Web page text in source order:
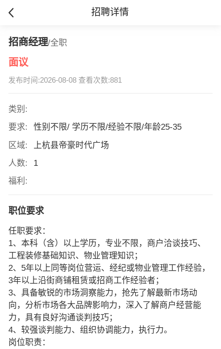
招聘详情
招商经理/全职
面议
发布时间:2026-08-08 查看次数:881
类别:
要求:
性别不限/ 学历不限/经验不限/年龄25-35
区域:
上杭县帝豪时代广场
人数:
1
福利:
职位要求
任职要求：
1、本科（含）以上学历，专业不限，商户洽谈技巧、
工程装修基础知识、物业管理知识；
2、5年以上同等岗位营运、经纪或物业管理工作经验，
3年以上沿街商铺租赁或招商工作经验者；
3、具备敏锐的市场洞察能力，抢先了解最新市场动
向，分析市场各大品牌影响力，深入了解商户经营能
力，具有良好沟通谈判技巧；
4、较强谈判能力、组织协调能力，执行力。
岗位职责：